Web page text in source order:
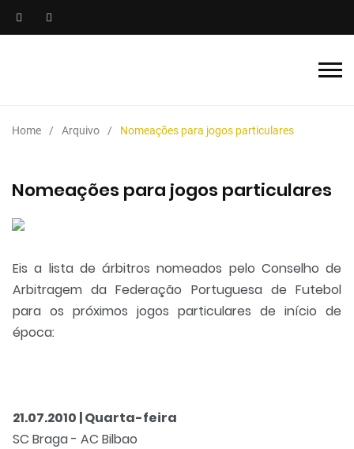
Home Arquivo Nomeações para jogos particulares
Nomeações para jogos particulares
Eis a lista de árbitros nomeados pelo Conselho de
Arbitragem da Federação Portuguesa de Futebol
para os próximos jogos particulares de início de
época:
21.07.2010 | Quarta-feira
SC Braga - AC Bilbao